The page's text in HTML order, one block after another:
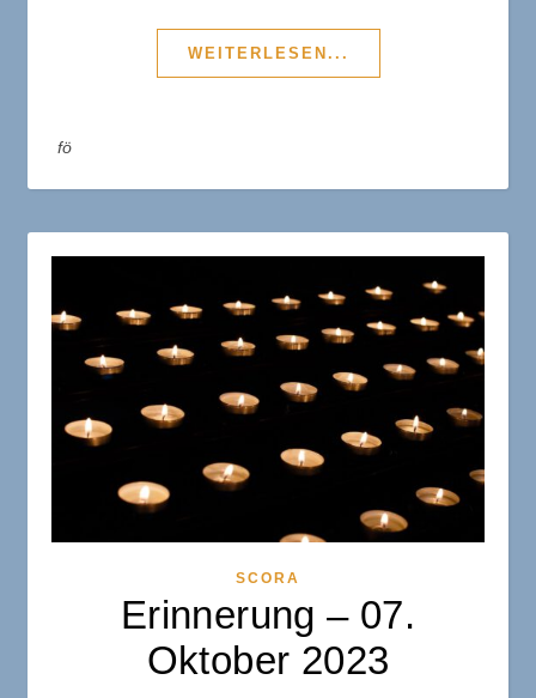
WEITERLESEN...
fö
SCORA
Erinnerung – 07.
Oktober 2023